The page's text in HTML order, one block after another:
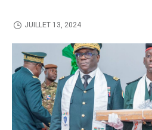
JUILLET 13, 2024